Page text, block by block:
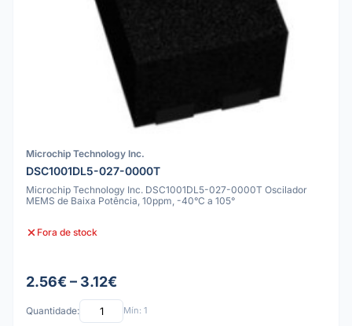
Microchip Technology Inc.
DSC1001DL5-027-0000T
Microchip Technology Inc. DSC1001DL5-027-0000T Oscilador
MEMS de Baixa Potência, 10ppm, -40°C a 105°
Fora de stock
2.56€ – 3.12€
Quantidade: Mín: 1